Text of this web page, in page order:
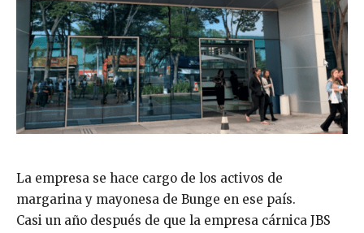
La empresa se hace cargo de los activos de
margarina y mayonesa de Bunge en ese país.
Casi un año después de que la empresa cárnica JBS